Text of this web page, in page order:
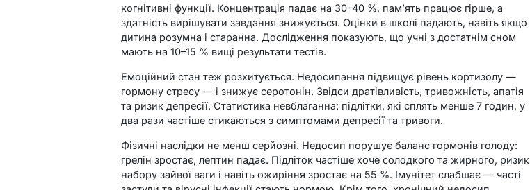
когнітивні функції. Концентрація падає на 30–40 %, пам’ять працює гірше, а
здатність вирішувати завдання знижується. Оцінки в школі падають, навіть якщо
дитина розумна і старанна. Дослідження показують, що учні з достатнім сном
мають на 10–15 % вищі результати тестів.
Емоційний стан теж розхитується. Недосипання підвищує рівень кортизолу —
гормону стресу — і знижує серотонін. Звідси дратівливість, тривожність, апатія
та ризик депресії. Статистика невблаганна: підлітки, які сплять менше 7 годин, у
два рази частіше стикаються з симптомами депресії та тривоги.
Фізичні наслідки не менш серйозні. Недосип порушує баланс гормонів голоду:
грелін зростає, лептин падає. Підліток частіше хоче солодкого та жирного, ризик
набору зайвої ваги і навіть ожиріння зростає на 55 %. Імунітет слабшає — часті